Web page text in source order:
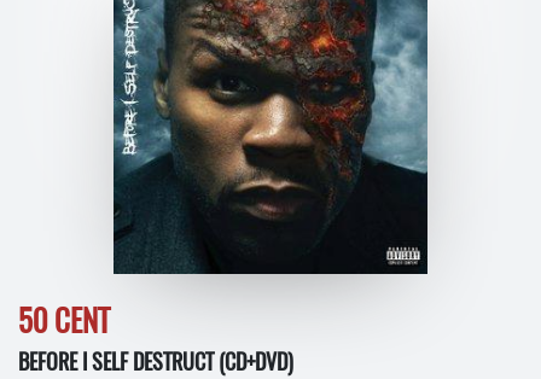
50 CENT
BEFORE I SELF DESTRUCT (CD+DVD)